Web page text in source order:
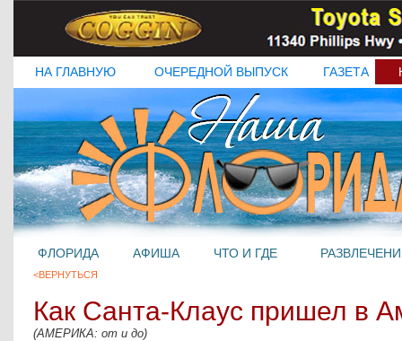
НА ГЛАВНУЮ ОЧЕРЕДНОЙ ВЫПУСК ГАЗЕТА
ФЛОРИДА АФИША ЧТО И ГДЕ
<ВЕРНУТЬСЯ
Как Санта-Клаус пришел в
(АМЕРИКА: от и до)